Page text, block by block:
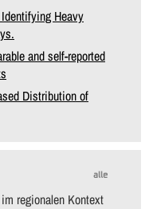
Heavy
and self-reported
Distribution of
alle
regionalen Kontext